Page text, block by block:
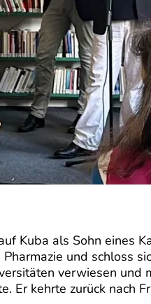
Kuba als Sohn eines
Pharmazie und schloss
verwiesen
Er kehrte zurück nach